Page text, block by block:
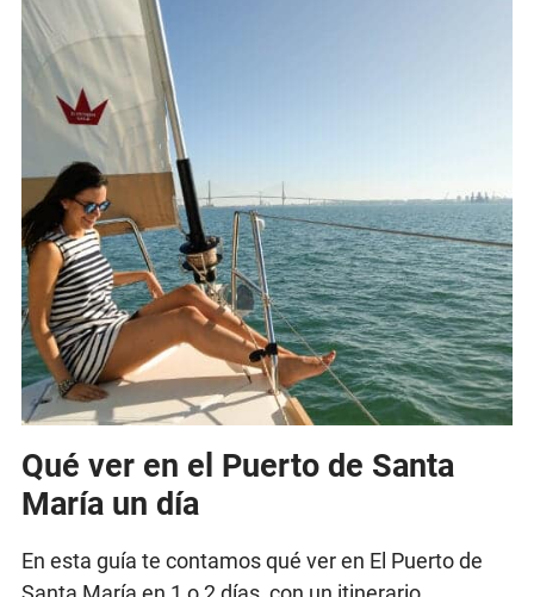
Qué ver en el Puerto de Santa
María un día
En esta guía te contamos qué ver en El Puerto de